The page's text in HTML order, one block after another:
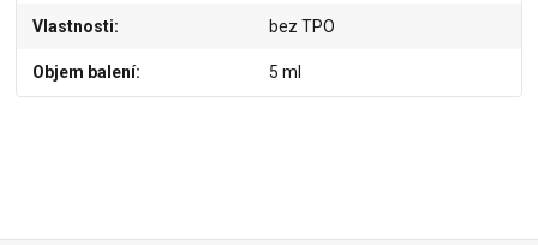
Vlastnosti bez TPO
Objem balení 5 ml